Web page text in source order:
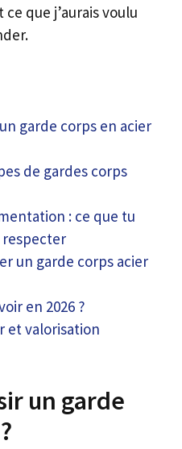
que j’aurais voulu
garde corps en acier
de gardes corps
: ce que tu
un garde corps acier
en 2026 ?
et valorisation
un garde